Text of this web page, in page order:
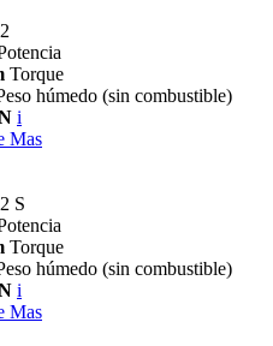
Torque
húmedo (sin combustible)
i
Mas
S
Torque
húmedo (sin combustible)
i
Mas